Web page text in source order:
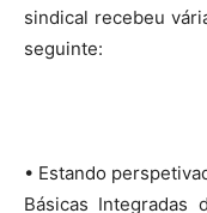
sindical recebeu
seguinte:
• Estando
Básicas Integradas